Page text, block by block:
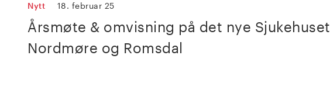
Nytt 18. februar 25
Årsmøte & omvisning på det nye Sjukehuset
Nordmøre og Romsdal